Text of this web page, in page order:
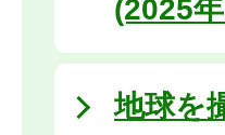
(2025
地球を